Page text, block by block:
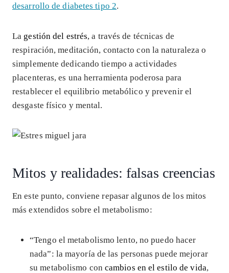
desarrollo de diabetes tipo 2.
La gestión del estrés, a través de técnicas de
respiración, meditación, contacto con la naturaleza o
simplemente dedicando tiempo a actividades
placenteras, es una herramienta poderosa para
restablecer el equilibrio metabólico y prevenir el
desgaste físico y mental.
Mitos y realidades: falsas creencias
En este punto, conviene repasar algunos de los mitos
más extendidos sobre el metabolismo:
“Tengo el metabolismo lento, no puedo hacer
nada”: la mayoría de las personas puede mejorar
su metabolismo con cambios en el estilo de vida,